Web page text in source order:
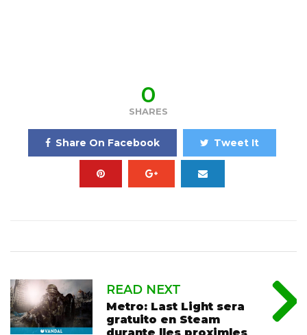
0
SHARES
Share On Facebook Tweet It
READ NEXT
Metro: Last Light sera
gratuito en Steam